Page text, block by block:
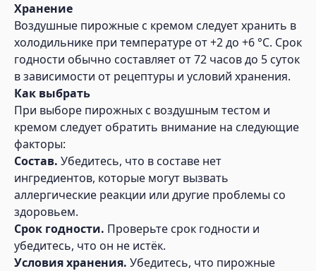
Хранение
Воздушные пирожные с кремом следует хранить в
холодильнике при температуре от +2 до +6 °C. Срок
годности обычно составляет от 72 часов до 5 суток
в зависимости от рецептуры и условий хранения.
Как выбрать
При выборе пирожных с воздушным тестом и
кремом следует обратить внимание на следующие
факторы:
Состав. Убедитесь, что в составе нет
ингредиентов, которые могут вызвать
аллергические реакции или другие проблемы со
здоровьем.
Срок годности. Проверьте срок годности и
убедитесь, что он не истёк.
Условия хранения. Убедитесь, что пирожные